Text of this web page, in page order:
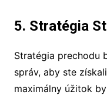
5. Stratégia
Stratégia prechodu
správ, aby ste
maximálny úžitok